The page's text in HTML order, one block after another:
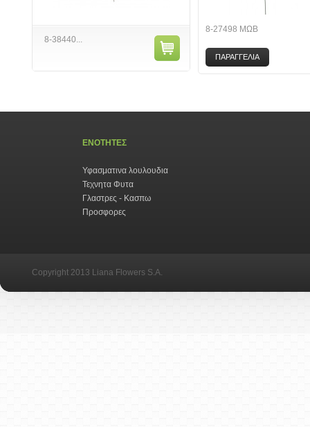
8-38440...
8-27498 ΜΩΒ
ΠΑΡΑΓΓΕΛΙΑ
ΕΝΟΤΗΤΕΣ
Υφασματινα λουλουδια
Τεχνητα Φυτα
Γλαστρες - Κασπω
Προσφορες
Copyright 2013 Liana Flowers S.A.